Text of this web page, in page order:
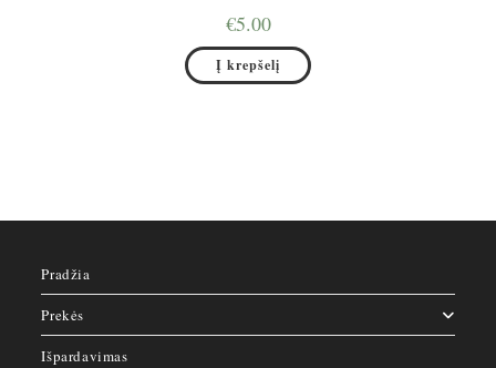
€5.00
Į krepšelį
Pradžia
Prekės
Išpardavimas